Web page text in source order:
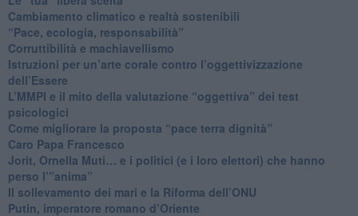
Cambiamento climatico e realtà sostenibili
“Pace, ecologia, responsabilità”
​Corruttibilità e machiavellismo
Istruzioni per un’arte corale contro l’oggettivizzazione
dell’Essere
​L’MMPI e il mito della valutazione “oggettiva” dei test
psicologici
Come migliorare la proposta “pace terra dignità”
Caro Papa Francesco
​Jorit, Ornella Muti… e i politici (e i loro elettori) che hanno
perso l’”anima”
​Il sollevamento dei mari e la Riforma dell’ONU
Putin, imperatore romano d’Oriente